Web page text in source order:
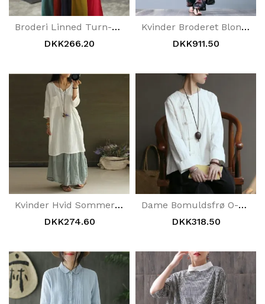
Broderi Linned Turn-Down Bluse Damer
DKK266.20
Kvinder Broderet Blondekrave Hvid Bluse
DKK911.50
Kvinder Hvid Sommer Bomuld Linned Skjortekjole
DKK274.60
Dame Bomuldsfrø O-Hals Fritidsskjorte
DKK318.50